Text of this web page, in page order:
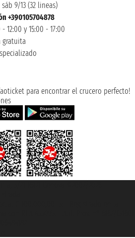
9/13 (32 lineas)
+390105704878
12:00 y 15:00 - 17:00
gratuita
para encontrar el crucero perfecto!